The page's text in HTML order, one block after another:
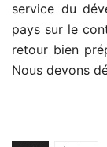
service du
pays sur le
retour bien
Nous devons